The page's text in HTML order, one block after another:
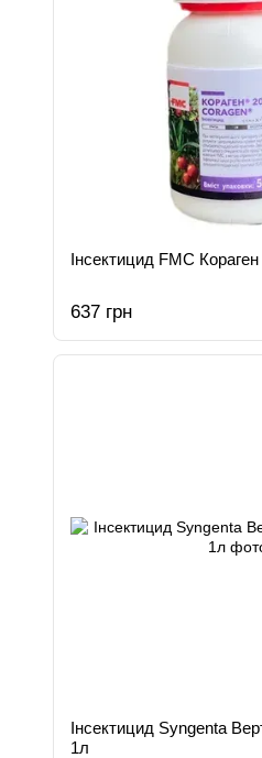
Інсектицид FMC
637 грн
Інсектицид Syngenta
1л